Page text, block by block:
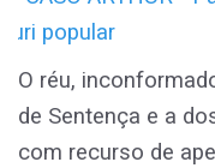
O réu,
de Sentença e a
com recurso de